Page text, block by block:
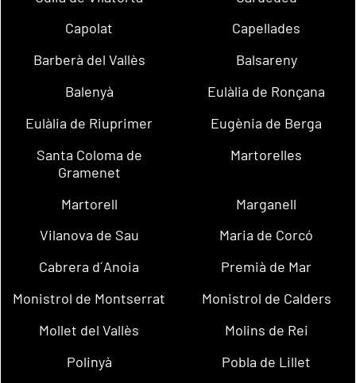
Capolat
Capellades
Barberà del Vallès
Balsareny
Balenyà
Eulàlia de Ronçana
Eulàlia de Riuprimer
Eugènia de Berga
Santa Coloma de
Gramenet
Martorelles
Martorell
Marganell
Vilanova de Sau
Maria de Corcó
Cabrera d´Anoia
Premià de Mar
Monistrol de Montserrat
Monistrol de Calders
Mollet del Vallès
Molins de Rei
Polinyà
Pobla de Lillet